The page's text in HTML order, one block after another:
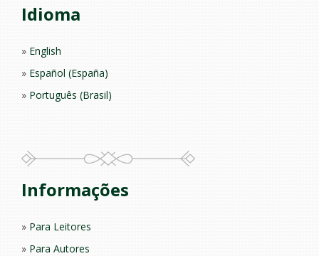
Idioma
English
Español (España)
Português (Brasil)
Informações
Para Leitores
Para Autores